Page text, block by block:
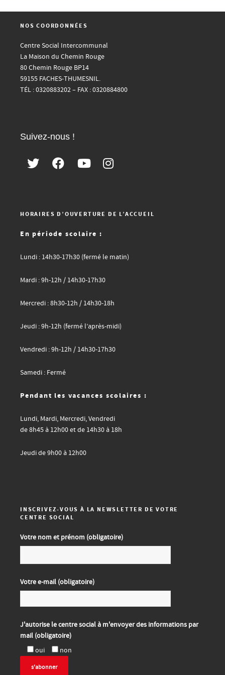
NOS COORDONNÉES
Centre Social Intercommunal
La Maison du Chemin Rouge
80 Chemin Rouge BP14
59155 FACHES-THUMESNIL.
TÉL : 0320883202 – FAX : 0320884800
Suivez-nous !
HORAIRES D’OUVERTURE DE L’ACCUEIL
En période scolaire :
Lundi : 14h30-17h30 (fermé le matin)
Mardi : 9h-12h / 14h30-17h30
Mercredi : 8h30-12h / 14h30-18h
Jeudi : 9h-12h (fermé l’après-midi)
Vendredi : 9h-12h / 14h30-17h30
Samedi : Fermé
Pendant les vacances scolaires :
Lundi, Mardi, Mercredi, Vendredi
de 8h45 à 12h00 et de 14h30 à 18h
Jeudi de 9h00 à 12h00
INSCRIVEZ-VOUS À LA NEWSLETTER DE VOTRE
CENTRE SOCIAL
Votre nom et prénom (obligatoire)
Votre e-mail (obligatoire)
J'autorise le centre social à m'envoyer des informations par
mail (obligatoire)
oui
non